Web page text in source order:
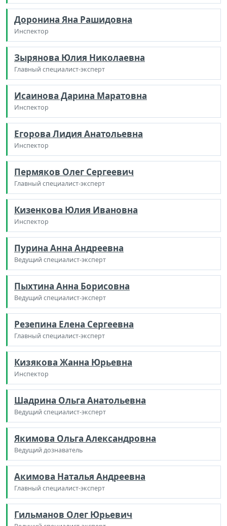
Доронина Яна Рашидовна
Инспектор
Зырянова Юлия Николаевна
Главный специалист-эксперт
Исаинова Дарина Маратовна
Инспектор
Егорова Лидия Анатольевна
Инспектор
Пермяков Олег Сергеевич
Главный специалист-эксперт
Кизенкова Юлия Ивановна
Инспектор
Пурина Анна Андреевна
Ведущий специалист-эксперт
Пыхтина Анна Борисовна
Ведущий специалист-эксперт
Резепина Елена Сергеевна
Главный специалист-эксперт
Кизякова Жанна Юрьевна
Инспектор
Шадрина Ольга Анатольевна
Ведущий специалист-эксперт
Якимова Ольга Александровна
Ведущий дознаватель
Акимова Наталья Андреевна
Главный специалист-эксперт
Гильманов Олег Юрьевич